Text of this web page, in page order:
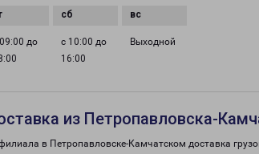
до
с 10:00 до
16:00
Выходной
из Петропавловска-
в Петропавловске-Камчатском доставка